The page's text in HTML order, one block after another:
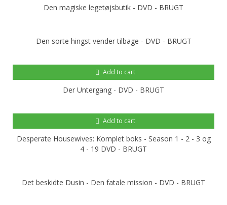
Den magiske legetøjsbutik - DVD - BRUGT
Den sorte hingst vender tilbage - DVD - BRUGT
Add to cart
Der Untergang - DVD - BRUGT
Add to cart
Desperate Housewives: Komplet boks - Season 1 - 2 - 3 og
4 - 19 DVD - BRUGT
Det beskidte Dusin - Den fatale mission - DVD - BRUGT